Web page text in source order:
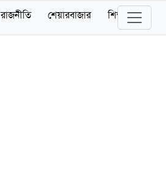
রাজনীতি শেয়ারবাজার শিক্ষা